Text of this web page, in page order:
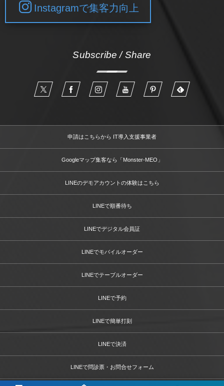
Instagramで集客力向上
Subscribe / Share
申請はこちらから IT導入支援事業者
Googleマップ集客なら「Monster-MEO」
LINEのデモアカウントの体験はこちら
LINEで順番待ち
LINEでデジタル会員証
LINEでモバイルオーダー
LINEでテーブルオーダー
LINEで予約
LINEで簡単打刻
LINEで決済
LINEで問診票・お問合せフォーム